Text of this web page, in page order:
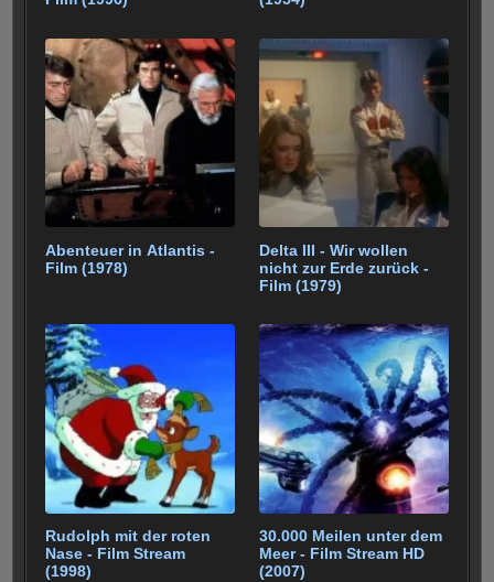
Abenteuer in Atlantis -
Film (1978)
Delta III - Wir wollen
nicht zur Erde zurück -
Film (1979)
Rudolph mit der roten
Nase - Film Stream
(1998)
30.000 Meilen unter dem
Meer - Film Stream HD
(2007)